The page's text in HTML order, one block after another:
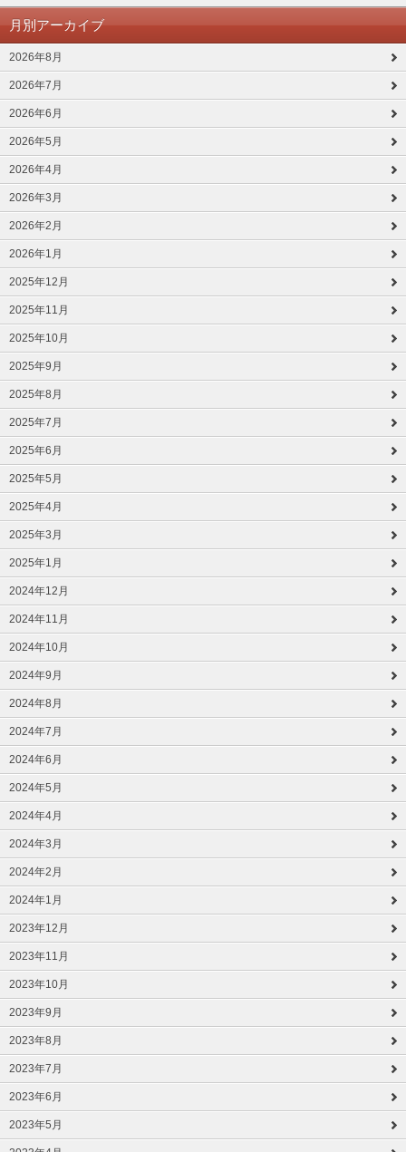
月別アーカイブ
2026年8月
2026年7月
2026年6月
2026年5月
2026年4月
2026年3月
2026年2月
2026年1月
2025年12月
2025年11月
2025年10月
2025年9月
2025年8月
2025年7月
2025年6月
2025年5月
2025年4月
2025年3月
2025年1月
2024年12月
2024年11月
2024年10月
2024年9月
2024年8月
2024年7月
2024年6月
2024年5月
2024年4月
2024年3月
2024年2月
2024年1月
2023年12月
2023年11月
2023年10月
2023年9月
2023年8月
2023年7月
2023年6月
2023年5月